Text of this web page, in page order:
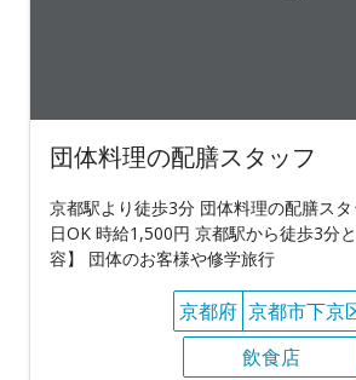
団体料理の配膳スタッフ
京都駅より徒歩3分 団体料理の配膳ス
日OK 時給1,500円 京都駅から徒歩3分
容】 団体のお客様や修学旅行
京都府 京都市下京
飲食店